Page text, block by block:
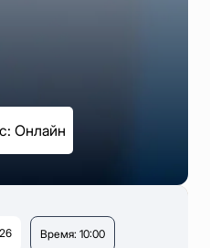
Онлайн
Время: 10:00